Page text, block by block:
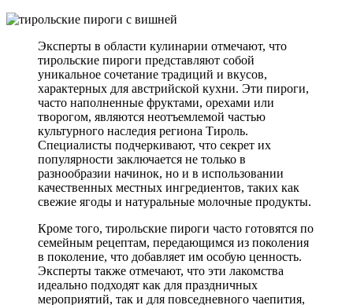
Эксперты в области кулинарии отмечают, что
тирольские пироги представляют собой
уникальное сочетание традиций и вкусов,
характерных для австрийской кухни. Эти пироги,
часто наполненные фруктами, орехами или
творогом, являются неотъемлемой частью
культурного наследия региона Тироль.
Специалисты подчеркивают, что секрет их
популярности заключается не только в
разнообразии начинок, но и в использовании
качественных местных ингредиентов, таких как
свежие ягоды и натуральные молочные продукты.
Кроме того, тирольские пироги часто готовятся по
семейным рецептам, передающимся из поколения
в поколение, что добавляет им особую ценность.
Эксперты также отмечают, что эти лакомства
идеально подходят как для праздничных
мероприятий, так и для повседневного чаепития,